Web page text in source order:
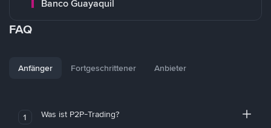
Banco Guayaquil
FAQ
Anfänger Fortgeschrittener Anbieter
1 Was ist P2P-Trading?